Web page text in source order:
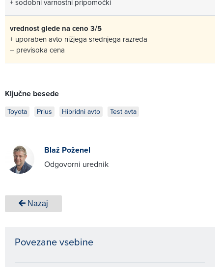
+ sodobni varnostni pripomočki
vrednost glede na ceno 3/5
+ uporaben avto nižjega srednjega razreda
– previsoka cena
Ključne besede
Toyota Prius Hibridni avto Test avta
Blaž Poženel
Odgovorni urednik
Nazaj
Povezane vsebine